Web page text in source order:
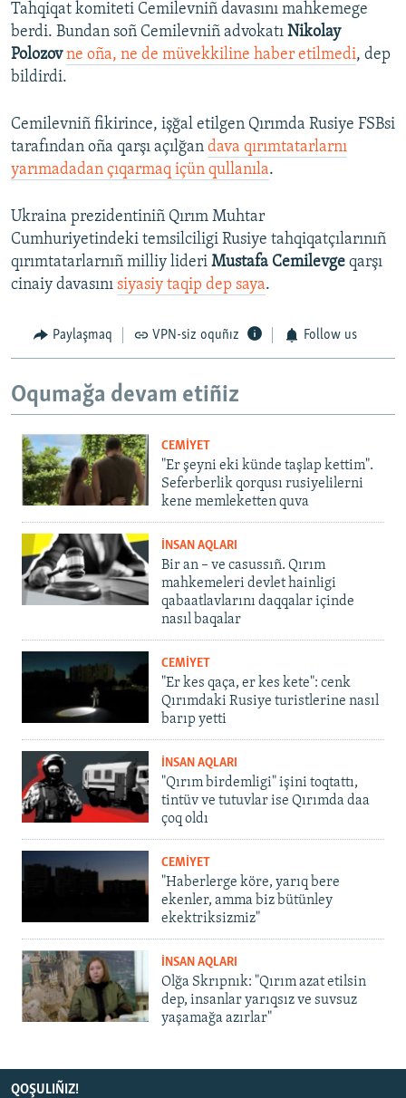
Tahqiqat komiteti Cemilevniñ davasını mahkemege
berdi. Bundan soñ Cemilevniñ advokatı Nikolay
Polozovne oña, ne de müvekkiline haber etilmedi, dep
bildirdi.
Cemilevniñ fikirince, işğal etilgen Qırımda Rusiye FSBsi
tarafından oña qarşı açılğan dava qırımtatarlarnı
yarımadadan çıqarmaq içün qullanıla.
Ukraina prezidentiniñ Qırım Muhtar
Cumhuriyetindeki temsilciligi Rusiye tahqiqatçılarınıñ
qırımtatarlarnıñ milliy lideri Mustafa Cemilevge qarşı
cinaiy davasını siyasiy taqip dep saya.
Paylaşmaq VPN-siz oquñız Follow us
Oqumağa devam etiñiz
CEMİYET
"Er şeyni eki künde taşlap kettim".
Seferberlik qorqusı rusiyelilerni
kene memleketten quva
İNSAN AQLARI
Bir an – ve casussıñ. Qırım
mahkemeleri devlet hainligi
qabaatlavlarını daqqalar içinde
nasıl baqalar
CEMİYET
"Er kes qaça, er kes kete": cenk
Qırımdaki Rusiye turistlerine nasıl
barıp yetti
İNSAN AQLARI
"Qırım birdemligi" işini toqtattı,
tintüv ve tutuvlar ise Qırımda daa
çoq oldı
CEMİYET
"Haberlerge köre, yarıq bere
ekenler, amma biz bütünley
ekektriksizmiz"
İNSAN AQLARI
Olğa Skrıpnık: "Qırım azat etilsin
dep, insanlar yarıqsız ve suvsuz
yaşamağa azırlar"
QOŞULIÑIZ!